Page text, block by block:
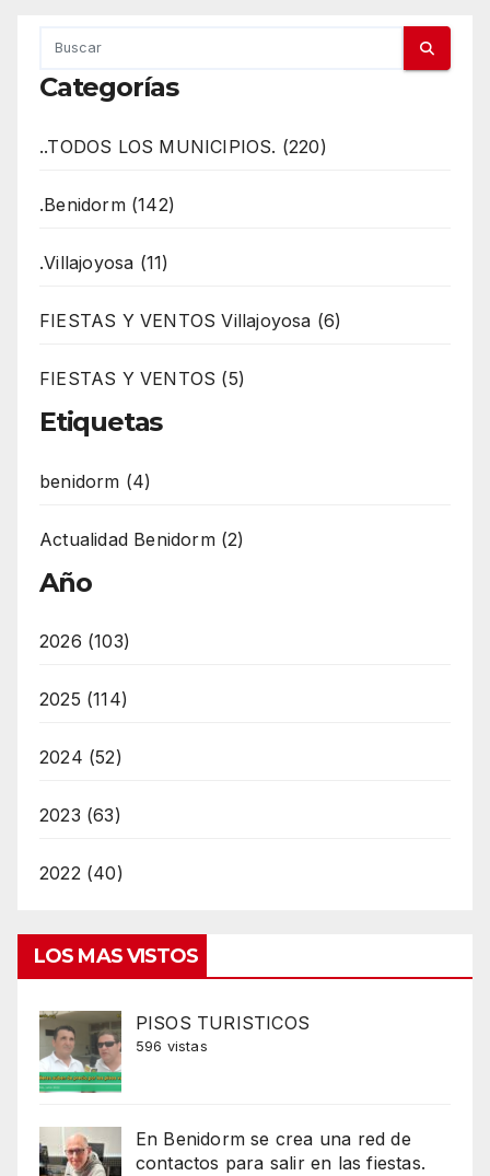
Categorías
..TODOS LOS MUNICIPIOS. (220)
.Benidorm (142)
.Villajoyosa (11)
FIESTAS Y VENTOS Villajoyosa (6)
FIESTAS Y VENTOS (5)
Etiquetas
benidorm (4)
Actualidad Benidorm (2)
Año
2026 (103)
2025 (114)
2024 (52)
2023 (63)
2022 (40)
LOS MAS VISTOS
PISOS TURISTICOS
596 vistas
En Benidorm se crea una red de
contactos para salir en las fiestas.